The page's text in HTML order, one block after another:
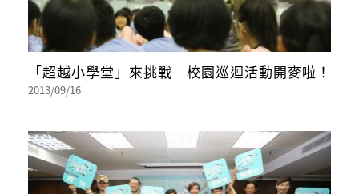
「超越小學堂」來挑戰 校園巡迴活動開麥啦！
2013/09/16